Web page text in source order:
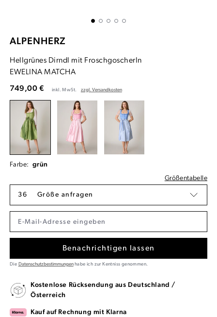
ALPENHERZ
Hellgrünes Dirndl mit Froschgoscherln
EWELINA MATCHA
749,00 € inkl. MwSt. zzgl. Versandkosten
Farbe: grün
Größentabelle
36 Größe anfragen
Benachrichtigen lassen
Die Datenschutzbestimmungenhabe ich zur Kentniss genommen.
Kostenlose Rücksendung aus Deutschland /
Österreich
Kauf auf Rechnung mit Klarna